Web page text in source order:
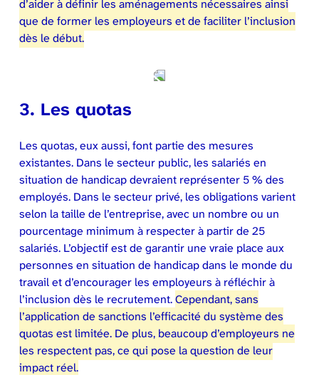
d’aider à définir les aménagements nécessaires ainsi
que de former les employeurs et de faciliter l’inclusion
dès le début.
3. Les quotas
Les quotas, eux aussi, font partie des mesures
existantes. Dans le secteur public, les salariés en
situation de handicap devraient représenter 5 % des
employés. Dans le secteur privé, les obligations varient
selon la taille de l’entreprise, avec un nombre ou un
pourcentage minimum à respecter à partir de 25
salariés. L’objectif est de garantir une vraie place aux
personnes en situation de handicap dans le monde du
travail et d’encourager les employeurs à réfléchir à
l’inclusion dès le recrutement.Cependant, sans
l’application de sanctions l’efficacité du système des
quotas est limitée. De plus, beaucoup d’employeurs ne
les respectent pas, ce qui pose la question de leur
impact réel.